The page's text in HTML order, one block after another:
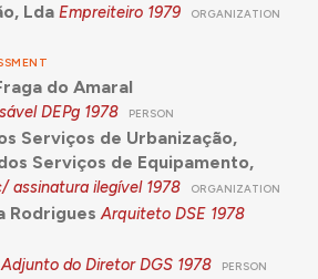
Lda Empreiteiro 1979 ORGANIZATION
do Amaral
DEPg 1978 PERSON
Serviços de Urbanização,
Serviços de Equipamento,
assinatura ilegível 1978 ORGANIZATION
Rodrigues Arquiteto DSE 1978
Adjunto do Diretor DGS 1978 PERSON